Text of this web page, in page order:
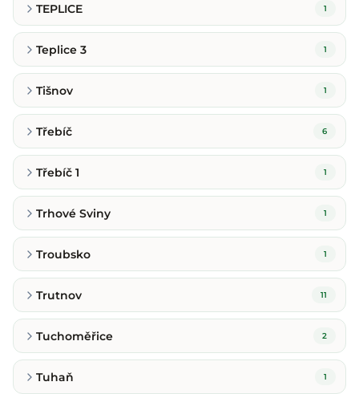
TEPLICE 1
Teplice 3 1
Tišnov 1
Třebíč 6
Třebíč 1 1
Trhové Sviny 1
Troubsko 1
Trutnov 11
Tuchoměřice 2
Tuhaň 1